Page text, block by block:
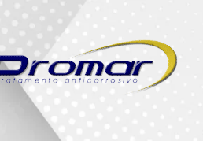
PROMAR